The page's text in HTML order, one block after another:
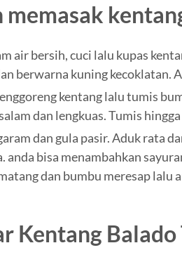
memasak
air bersih, cuci lalu kupas
berwarna kuning kecoklatan.
kentang lalu tumis
dan lengkuas. Tumis
dan gula pasir. Aduk rata
anda bisa menambahkan
dan bumbu meresap lalu
Kentang